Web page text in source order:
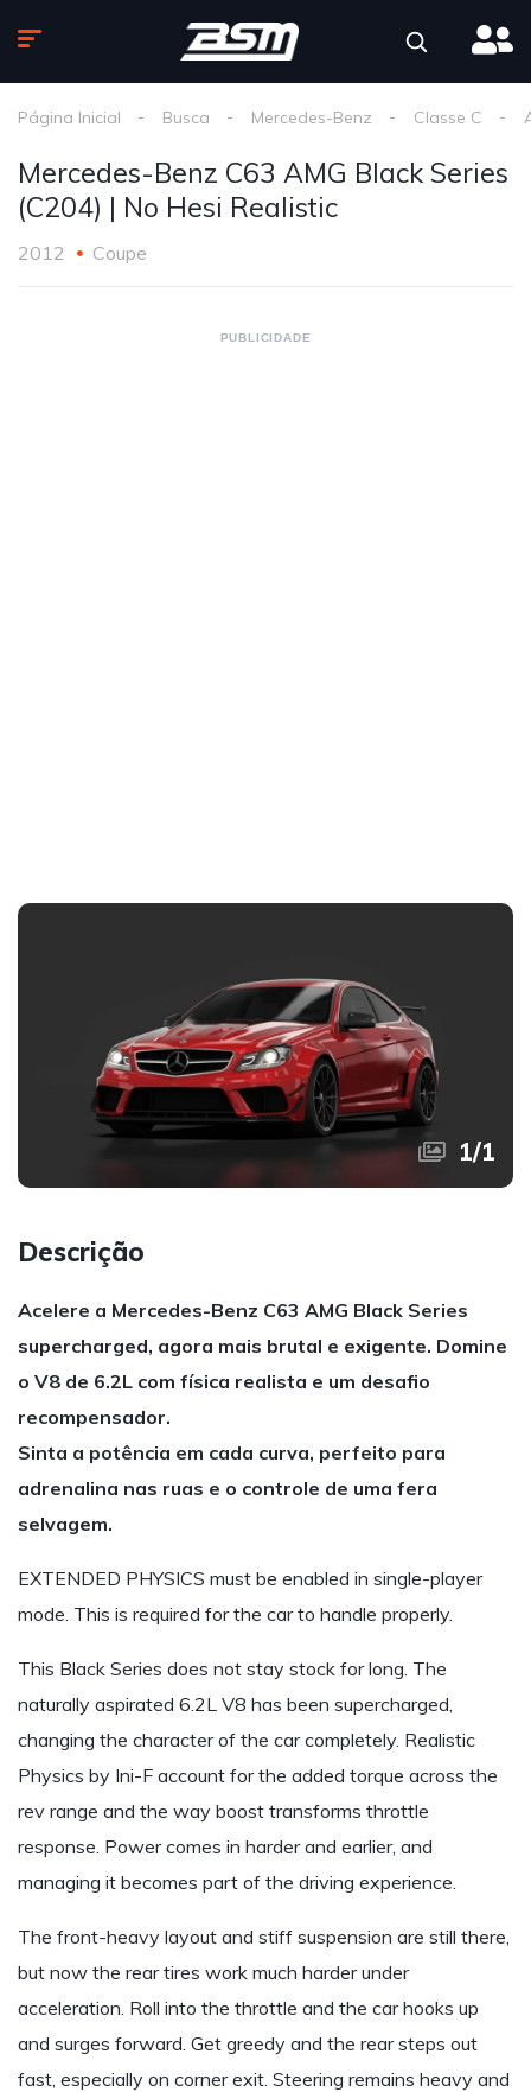
Página Inicial Busca Mercedes-Benz Classe C
Mercedes-Benz C63 AMG Black Series
(C204) | No Hesi Realistic
2012 Coupe
PUBLICIDADE
1/1
Descrição
Acelere a Mercedes-Benz C63 AMG Black Series
supercharged, agora mais brutal e exigente. Domine
o V8 de 6.2L com física realista e um desafio
recompensador.
Sinta a potência em cada curva, perfeito para
adrenalina nas ruas e o controle de uma fera
selvagem.
EXTENDED PHYSICS must be enabled in single-player
mode. This is required for the car to handle properly.
This Black Series does not stay stock for long. The
naturally aspirated 6.2L V8 has been supercharged,
changing the character of the car completely. Realistic
Physics by Ini-F account for the added torque across the
rev range and the way boost transforms throttle
response. Power comes in harder and earlier, and
managing it becomes part of the driving experience.
The front-heavy layout and stiff suspension are still there,
but now the rear tires work much harder under
acceleration. Roll into the throttle and the car hooks up
and surges forward. Get greedy and the rear steps out
fast, especially on corner exit. Steering remains heavy and